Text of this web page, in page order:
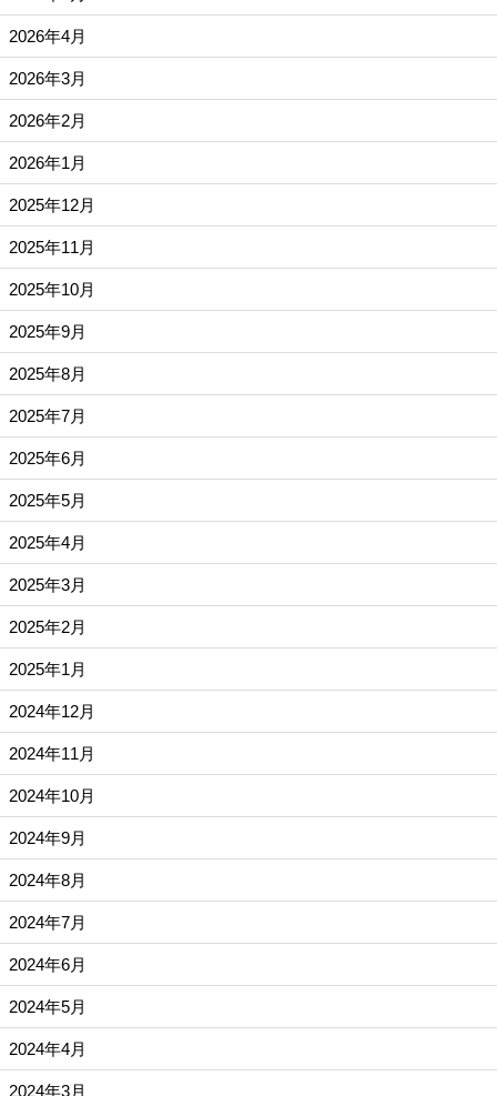
2026年4月
2026年3月
2026年2月
2026年1月
2025年12月
2025年11月
2025年10月
2025年9月
2025年8月
2025年7月
2025年6月
2025年5月
2025年4月
2025年3月
2025年2月
2025年1月
2024年12月
2024年11月
2024年10月
2024年9月
2024年8月
2024年7月
2024年6月
2024年5月
2024年4月
2024年3月